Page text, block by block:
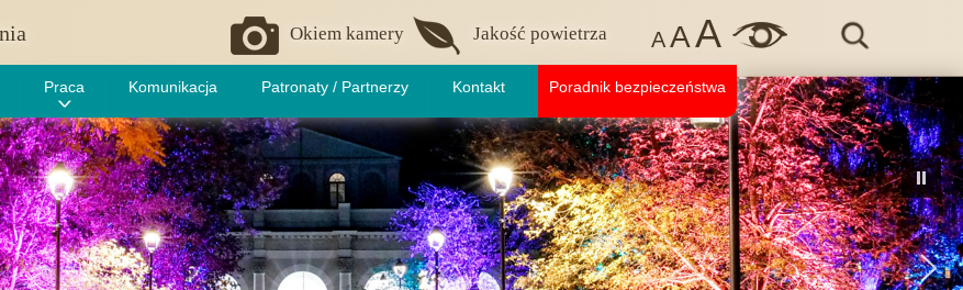
Okiem kamery Jakość powietrza AAA
Praca Komunikacja Patronaty / Partnerzy Kontakt Poradnik bezpieczeństwa